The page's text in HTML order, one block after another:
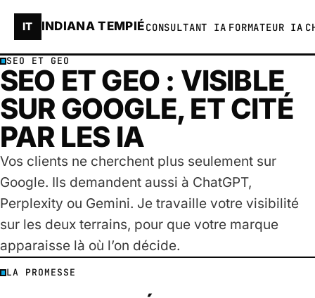
IT INDIANA TEMPIÉCONSULTANT IA FORMATEUR IA
SEO ET GEO
SEO ET GEO : VISIBLE
SUR GOOGLE, ET CITÉ
PAR LES IA
Vos clients ne cherchent plus seulement sur
Google. Ils demandent aussi à ChatGPT,
Perplexity ou Gemini. Je travaille votre visibilité
sur les deux terrains, pour que votre marque
apparaisse là où l’on décide.
LA PROMESSE